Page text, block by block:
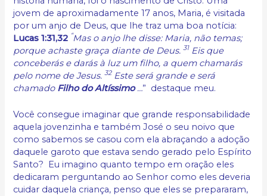
jovem de aproximadamente 17 anos, Maria, é visitada
por um anjo de Deus, que lhe traz uma boa notícia:
Lucas 1:31,32 “Mas o anjo lhe disse: Maria, não temas;
porque achaste graça diante de Deus.31 Eis que
conceberás e darás à luz um filho, a quem chamarás
pelo nome de Jesus.32Este será grande e será
chamado Filho do Altíssimo…” destaque meu.
Você consegue imaginar que grande responsabilidade
aquela jovenzinha e também José o seu noivo que
como sabemos se casou com ela abraçando a adoção
daquele garoto que estava sendo gerado pelo Espírito
Santo? Eu imagino quanto tempo em oração eles
dedicaram perguntando ao Senhor como eles deveria
cuidar daquela criança, penso que eles se prepararam,